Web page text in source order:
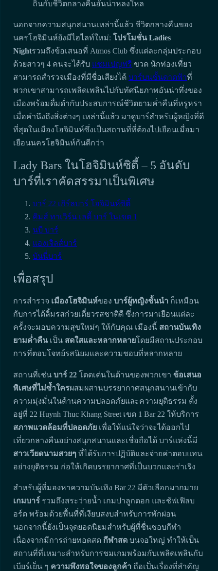
ถิ่นกับชีวิตกลางคืนอันน่าหลงใหล
นอกจากความสนุกสนานเหล่านี้แล้ว ชีวิตกลางคืนของ
นครโฮจิมินห์ยังมีไฮไลท์ใหม่:โปรโมชั่น Ladies
Nightรวมถึงข้อเสนอที่ Atmos Club ซึ่งแต่ละกลุ่มประกอบ
ด้วยสาวๆ 4 คนจะได้รับ แชมเปญฟรี ขวด นักท่องเที่ยว
สามารถสำรวจเมืองที่มีชื่อเสียงได้บาร์บนชั้นดาดฟ้าที่
พวกเขาสามารถเพลิดเพลินไปกับทัศนียภาพอันน่าทึ่งของ
เมืองพร้อมดื่มด่ำกับประสบการณ์ชีวิตยามค่ำคืนที่หรูหรา
เมื่อคำนึงถึงสิ่งต่างๆ เหล่านี้แล้ว มาดูบาร์สำหรับผู้หญิงที่ดี
ที่สุดในเมืองโฮจิมินห์ซึ่งเป็นสถานที่ที่ต้องไปเยือนเมื่อมา
เยือนนครโฮจิมินห์กันดีกว่า
Lady Bars ในโฮจิมินห์ซิตี้ – 5 อันดับ
บาร์ที่เราคัดสรรมาเป็นพิเศษ
บาร์ 22 เกิร์ลบาร์ โฮจิมินห์ซิตี้
คิมส์ ทาเวิร์น เลดี้ บาร์ ในเขต 1
นบี บาร์
แองเจิลส์บาร์
บันนี่บาร์
เพื่อสรุป
การสำรวจ เมืองโฮจิมินห์ของบาร์ผู้หญิงชั้นนำ ก็เหมือน
กับการได้ลิ้มรสก๋วยเตี๋ยวรสชาติดี ซึ่งการมาเยือนแต่ละ
ครั้งจะมอบความสุขใหม่ๆ ให้กับคุณ เมืองนี้ สถานบันเทิง
ยามค่ำคืนเป็น สดใสและหลากหลายโดยมีสถานประกอบ
การที่ตอบโจทย์รสนิยมและความชอบที่หลากหลาย
สถานที่เช่นบาร์ 22 โดดเด่นในด้านของพวกเขาข้อเสนอ
พิเศษที่ไม่ซ้ำใครผสมผสานบรรยากาศสนุกสนานเข้ากับ
ความมุ่งมั่นในด้านความปลอดภัยและความยุติธรรม ตั้ง
อยู่ที่ 22 Huynh Thuc Khang Street เขต 1 Bar 22 ให้บริการ
สภาพแวดล้อมที่ปลอดภัย เพื่อให้แน่ใจว่าจะได้ออกไป
เที่ยวกลางคืนอย่างสนุกสนานและเชื่อถือได้ บาร์แห่งนี้มี
สาวเวียดนามสวยๆ ที่ได้รับการปฏิบัติและจ่ายค่าตอบแทน
อย่างยุติธรรม ก่อให้เกิดบรรยากาศที่เป็นบวกและร่าเริง
สำหรับผู้ที่มองหาความบันเทิง Bar 22 มีตัวเลือกมากมาย
เกมบาร์ รวมถึงสระว่ายน้ำ เกมปาลูกดอก และชัฟเฟิลบ
อร์ด พร้อมด้วยพื้นที่ที่เงียบสงบสำหรับการพักผ่อน
นอกจากนี้ยังเป็นจุดยอดนิยมสำหรับผู้ที่ชื่นชอบกีฬา
เนื่องจากมีการถ่ายทอดสด กีฬาสด บนจอใหญ่ ทำให้เป็น
สถานที่ที่เหมาะสำหรับการชมเกมพร้อมกับเพลิดเพลินกับ
เบียร์เย็น ๆ ความพึงพอใจของลูกค้า ถือเป็นเรื่องที่สำคัญ